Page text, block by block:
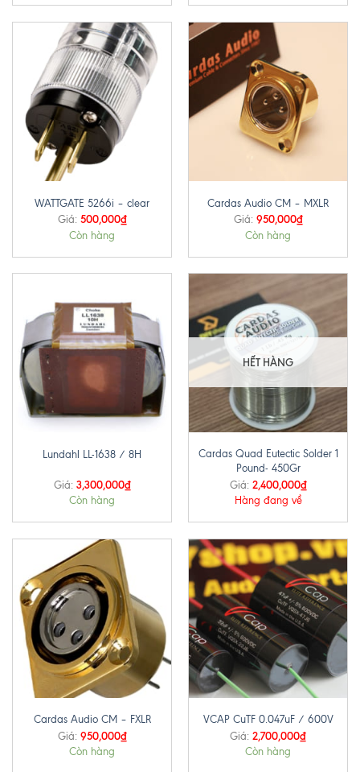
WATTGATE 5266i – clear
Giá: 500,000₫
Còn hàng
Cardas Audio CM – MXLR
Giá: 950,000₫
Còn hàng
Lundahl LL-1638 / 8H
Giá: 3,300,000₫
Còn hàng
HẾT HÀNG
Cardas Quad Eutectic Solder 1
Pound- 450Gr
Giá: 2,400,000₫
Hàng đang về
Cardas Audio CM – FXLR
Giá: 950,000₫
Còn hàng
VCAP CuTF 0.047uF / 600V
Giá: 2,700,000₫
Còn hàng